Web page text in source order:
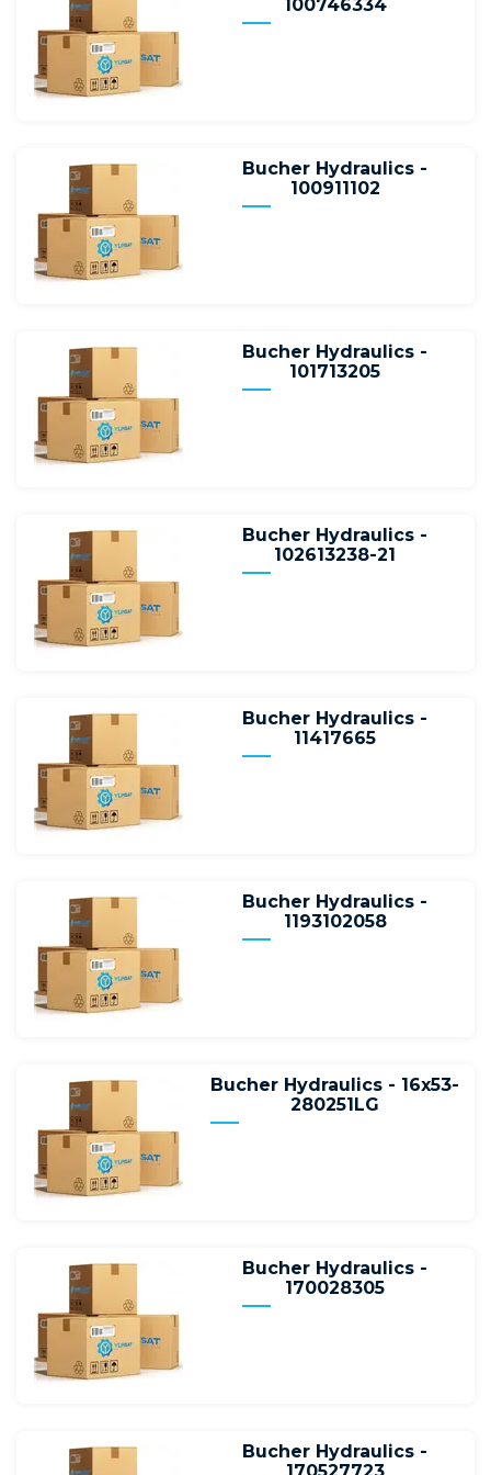
100746334
Bucher Hydraulics -
100911102
Bucher Hydraulics -
101713205
Bucher Hydraulics -
102613238-21
Bucher Hydraulics -
11417665
Bucher Hydraulics -
1193102058
Bucher Hydraulics - 16х53-
280251LG
Bucher Hydraulics -
170028305
Bucher Hydraulics -
170527723